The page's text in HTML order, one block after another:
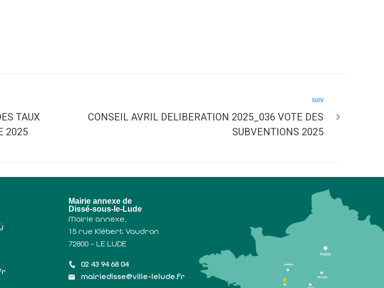
TAUX
2025
SUIV
CONSEIL AVRIL DELIBERATION 2025_036 VOTE DES
SUBVENTIONS 2025
Mairie annexe de
Dissé-sous-le-Lude
Mairie annexe,
15 rue Klébert Vaudron
72800 – LE LUDE
02 43 94 68 04
mairiedisse@ville-lelude.fr